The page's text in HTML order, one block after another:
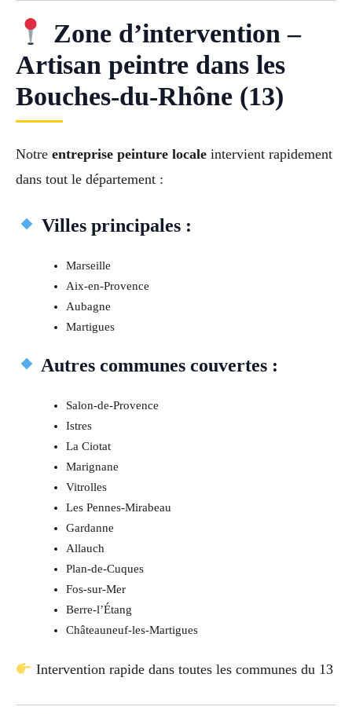
Zone d’intervention –
Artisan peintre dans les
Bouches-du-Rhône (13)
Notre entreprise peinture locale intervient rapidement
dans tout le département :
Villes principales :
Marseille
Aix-en-Provence
Aubagne
Martigues
Autres communes couvertes :
Salon-de-Provence
Istres
La Ciotat
Marignane
Vitrolles
Les Pennes-Mirabeau
Gardanne
Allauch
Plan-de-Cuques
Fos-sur-Mer
Berre-l’Étang
Châteauneuf-les-Martigues
Intervention rapide dans toutes les communes du 13